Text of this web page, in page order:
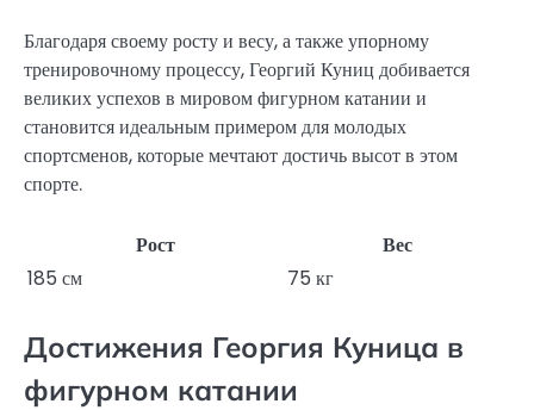
Благодаря своему росту и весу, а также упорному
тренировочному процессу, Георгий Куниц добивается
великих успехов в мировом фигурном катании и
становится идеальным примером для молодых
спортсменов, которые мечтают достичь высот в этом
спорте.
Рост
Вес
185 см
75 кг
Достижения Георгия Куница в
фигурном катании